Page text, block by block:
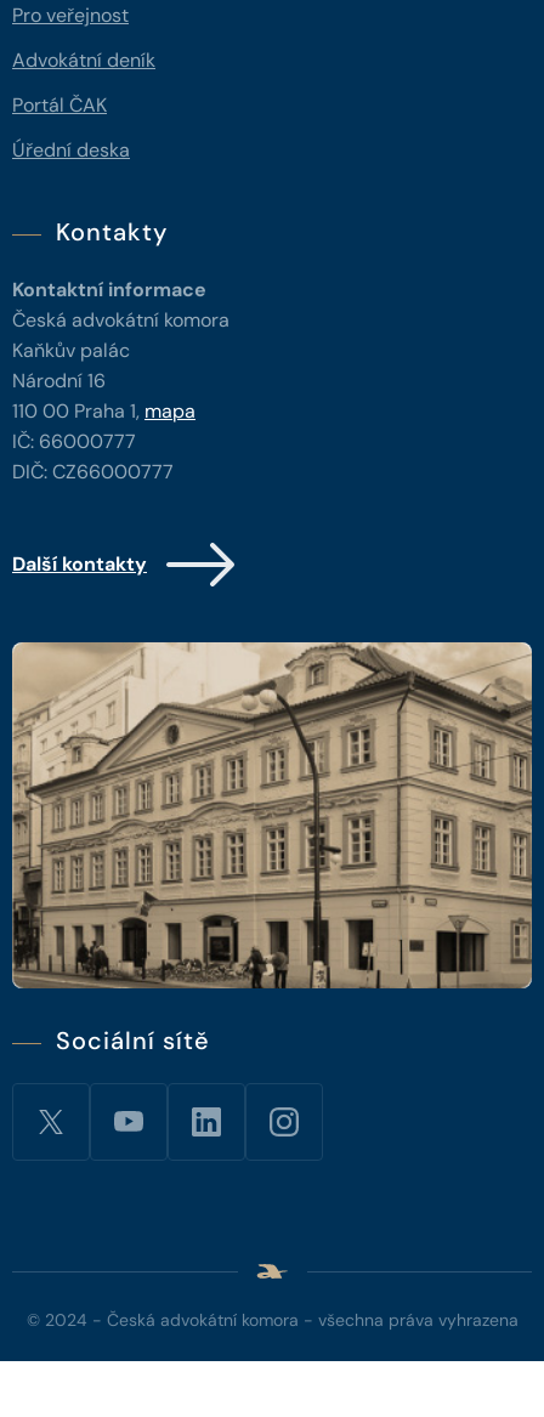
Pro veřejnost
Advokátní deník
Portál ČAK
Úřední deska
Kontakty
Kontaktní informace
Česká advokátní komora
Kaňkův palác
Národní 16
110 00 Praha 1, mapa
IČ: 66000777
DIČ: CZ66000777
Další kontakty
Sociální sítě
© 2024 - Česká advokátní komora - všechna práva vyhrazena